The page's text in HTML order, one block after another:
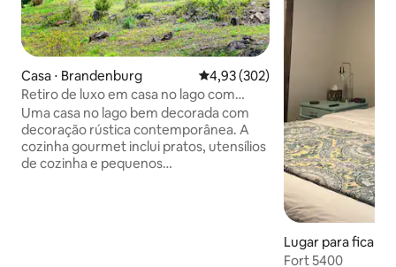
Casa ⋅ Brandenburg 4,93 de uma avaliação média de
4,93 (302)
Retiro de luxo em casa no lago com
vistas pitorescas
Uma casa no lago bem decorada com
decoração rústica contemporânea. A
cozinha gourmet inclui pratos, utensílios
de cozinha e pequenos
Lugar para ficar ⋅
e
Fort 5400